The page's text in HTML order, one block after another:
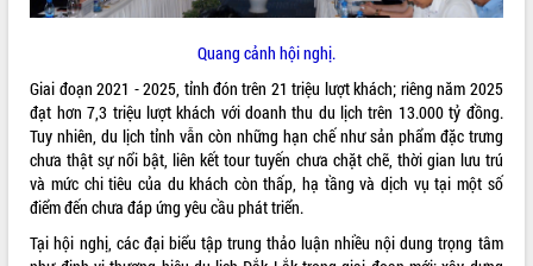
Hội nghị UBND tỉnh Đắk Lắk thường kỳ
tháng 7/2026
Lễ truy tặng danh hiệu “Bà Mẹ Việt
Nam Anh hùng” và trao Huân chương
Lao động
UBND tỉnh Đắk Lắk triển khai nhiệm
vụ 6 tháng cuối năm 2026
Kỳ họp thứ Hai, Hội đồng nhân dân
ALBUM ẢNH
Quang cảnh hội nghị.
Giai đoạn 2021 - 2025, tỉnh đón trên 21 triệu lượt khách; riêng năm 2025
đạt hơn 7,3 triệu lượt khách với doanh thu du lịch trên 13.000 tỷ đồng.
Tuy nhiên, du lịch tỉnh vẫn còn những hạn chế như sản phẩm đặc trưng
chưa thật sự nổi bật, liên kết tour tuyến chưa chặt chẽ, thời gian lưu trú
và mức chi tiêu của du khách còn thấp, hạ tầng và dịch vụ tại một số
điểm đến chưa đáp ứng yêu cầu phát triển.
Tại hội nghị, các đại biểu tập trung thảo luận nhiều nội dung trọng tâm